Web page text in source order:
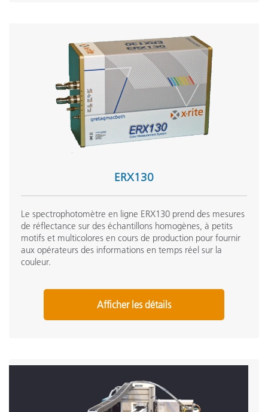
ERX130
Le spectrophotomètre en ligne ERX130 prend des mesures
de réflectance sur des échantillons homogènes, à petits
motifs et multicolores en cours de production pour fournir
aux opérateurs des informations en temps réel sur la
couleur.
Afficher les détails